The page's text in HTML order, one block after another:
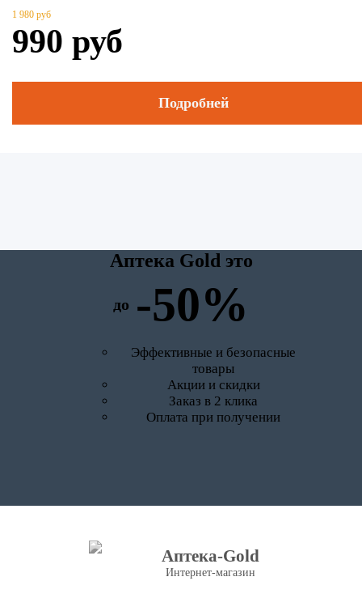
1 980 руб
990 руб
Подробней
Аптека Gold это
до -50%
Эффективные и безопасные
товары
Акции и скидки
Заказ в 2 клика
Оплата при получении
Аптека-Gold
Интернет-магазин